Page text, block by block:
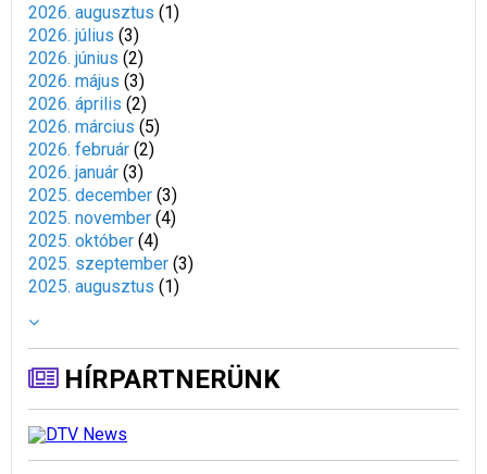
2026. augusztus (1)
2026. július (3)
2026. június (2)
2026. május (3)
2026. április (2)
2026. március (5)
2026. február (2)
2026. január (3)
2025. december (3)
2025. november (4)
2025. október (4)
2025. szeptember (3)
2025. augusztus (1)
HÍRPARTNERÜNK